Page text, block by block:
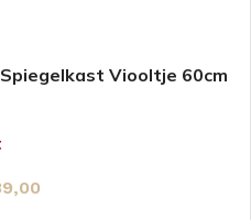
Viooltje 60cm